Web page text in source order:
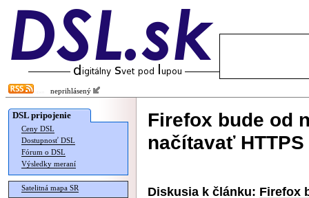
neprihlásený
DSL pripojenie
Ceny DSL
Dostupnosť DSL
Fórum o DSL
Výsledky meraní
Satelitná mapa SR
Firefox bude od
načítavať
Diskusia k článku: Firefox